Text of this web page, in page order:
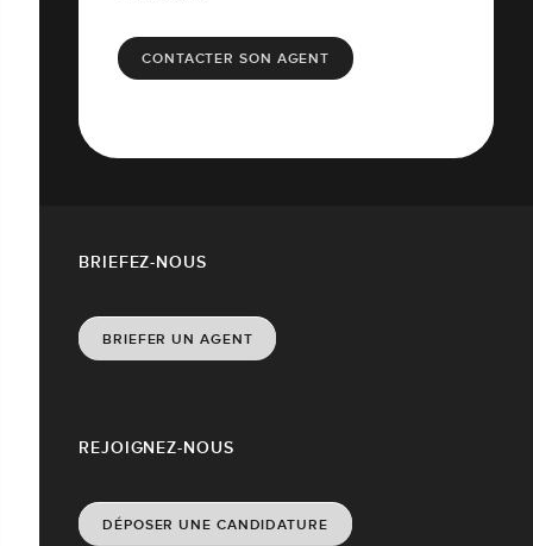
CONTACTER SON AGENT
REJOIGNEZ-NOUS
DÉPOSER UNE CANDIDATURE
BRIEFEZ-NOUS
BRIEFER UN AGENT